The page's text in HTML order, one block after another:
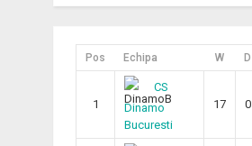
Pos Echipa W D
1
CS
Dinamo
Bucuresti
17 0